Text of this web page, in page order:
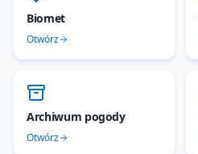
Biomet
Otwórz
Archiwum pogody
Otwórz